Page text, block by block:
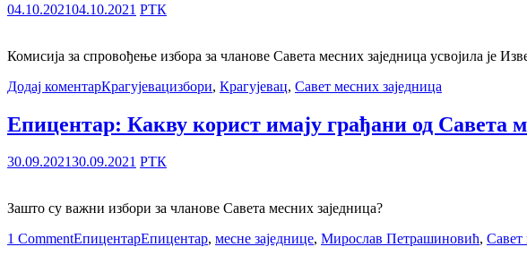
04.10.202104.10.2021 РТК
Комисија за спровођење избора за чланове Савета месних заједница усвојила је
Додај коментарКрагујевацизбори, Крагујевац, Савет месних заједница
Епицентар: Какву корист имају грађани од Савета
30.09.202130.09.2021 РТК
Зашто су важни избори за чланове Савета месних заједница?
1 CommentЕпицентарЕпицентар, месне заједнице, Мирослав Петрашиновић, Савет